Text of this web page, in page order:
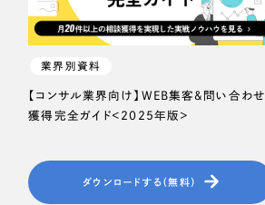
業界別資料
【コンサル業界向け】WEB集客＆問い合わせ
獲得完全ガイド＜2025年版＞
ダウンロードする（無料）